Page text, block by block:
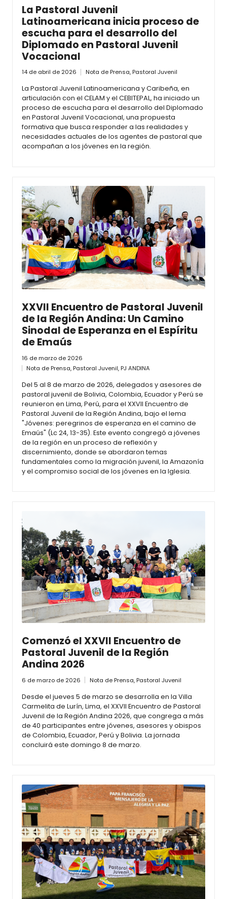
La Pastoral Juvenil
Latinoamericana inicia proceso de
escucha para el desarrollo del
Diplomado en Pastoral Juvenil
Vocacional
14 de abril de 2026 Nota de Prensa,Pastoral Juvenil
La Pastoral Juvenil Latinoamericana y Caribeña, en
articulación con el CELAM y el CEBITEPAL, ha iniciado un
proceso de escucha para el desarrollo del Diplomado
en Pastoral Juvenil Vocacional, una propuesta
formativa que busca responder a las realidades y
necesidades actuales de los agentes de pastoral que
acompañan a los jóvenes en la región.
XXVII Encuentro de Pastoral Juvenil
de la Región Andina: Un Camino
Sinodal de Esperanza en el Espíritu
de Emaús
16 de marzo de 2026
Nota de Prensa,Pastoral Juvenil,PJ ANDINA
Del 5 al 8 de marzo de 2026, delegados y asesores de
pastoral juvenil de Bolivia, Colombia, Ecuador y Perú se
reunieron en Lima, Perú, para el XXVII Encuentro de
Pastoral Juvenil de la Región Andina, bajo el lema
"Jóvenes: peregrinos de esperanza en el camino de
Emaús" (Lc 24, 13-35). Este evento congregó a jóvenes
de la región en un proceso de reflexión y
discernimiento, donde se abordaron temas
fundamentales como la migración juvenil, la Amazonía
y el compromiso social de los jóvenes en la Iglesia.
Comenzó el XXVII Encuentro de
Pastoral Juvenil de la Región
Andina 2026
6 de marzo de 2026 Nota de Prensa,Pastoral Juvenil
Desde el jueves 5 de marzo se desarrolla en la Villa
Carmelita de Lurín, Lima, el XXVII Encuentro de Pastoral
Juvenil de la Región Andina 2026, que congrega a más
de 40 participantes entre jóvenes, asesores y obispos
de Colombia, Ecuador, Perú y Bolivia. La jornada
concluirá este domingo 8 de marzo.